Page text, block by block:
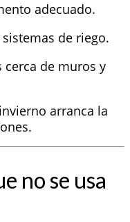
adecuado.
de riego.
cerca de muros y
arranca la
no se usa